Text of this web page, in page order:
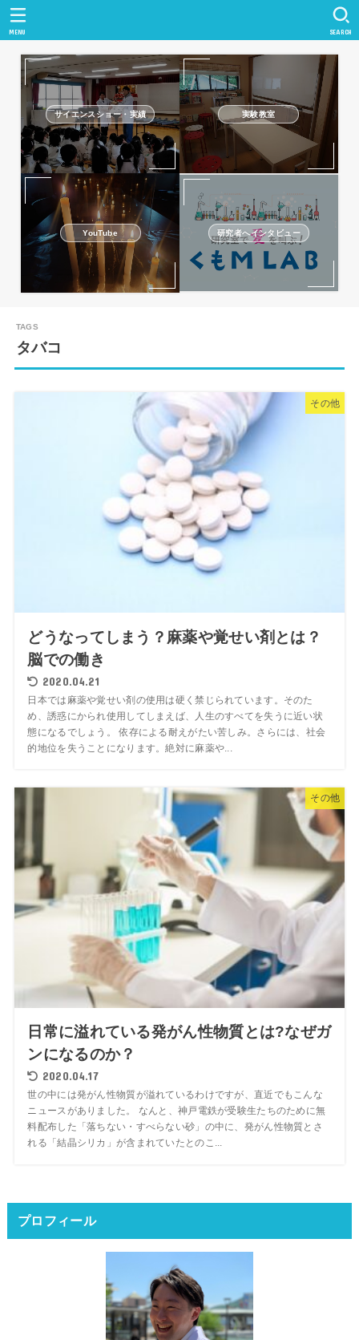
SEARCH
MENU
サイエンスショー・実績 実験教室
YouTube 研究者へインタビュー
タバコ
その他
どうなってしまう？麻薬や覚せい剤とは？
脳での働き
2020.04.21
日本では麻薬や覚せい剤の使用は硬く禁じられています。そのた
め、誘惑にかられ使用してしまえば、人生のすべてを失うに近い状
態になるでしょう。 依存による耐えがたい苦しみ。さらには、社会
的地位を失うことになります。絶対に麻薬や...
その他
日常に溢れている発がん性物質とは?なぜガ
ンになるのか？
2020.04.17
世の中には発がん性物質が溢れているわけですが、直近でもこんな
ニュースがありました。 なんと、神戸電鉄が受験生たちのために無
料配布した「落ちない・すべらない砂」の中に、発がん性物質とさ
れる「結晶シリカ」が含まれていたとのこ...
プロフィール